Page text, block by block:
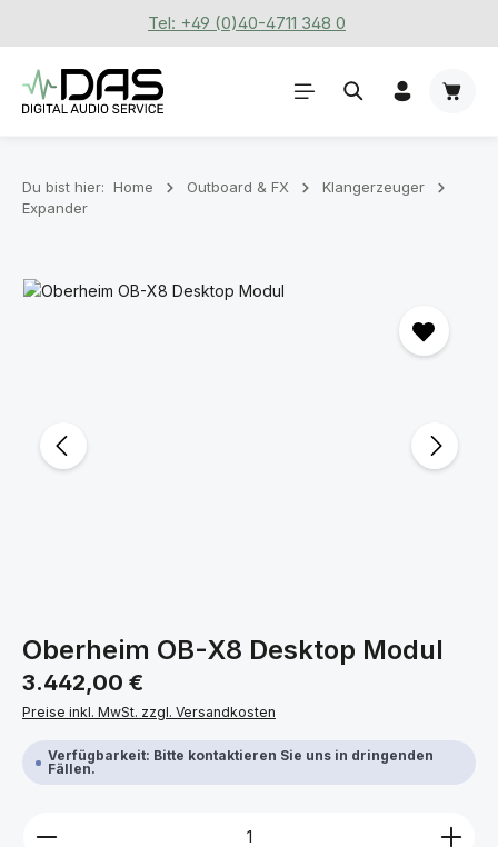
Zum Hauptinhalt springenTel: +49 (0)40-4711 348 0
Du bist hier: Home Outboard & FX
Klangerzeuger
Expander
Bildergalerie überspringen
Oberheim OB-X8 Desktop Modul
Regulärer Preis:
3.442,00 €
Preise inkl. MwSt. zzgl. Versandkosten
Verfügbarkeit: Bitte kontaktieren Sie uns in dringenden
Fällen.
Produkt Anzahl: Gib den gewünschten Wert ein